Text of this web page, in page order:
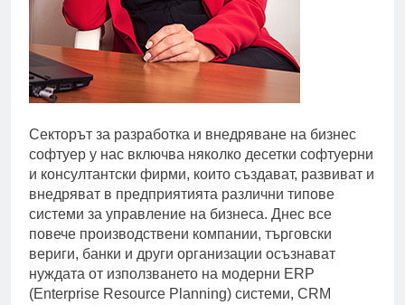
Секторът за разработка и внедряване на бизнес
софтуер у нас включва няколко десетки софтуерни
и консултантски фирми, които създават, развиват и
внедряват в предприятията различни типове
системи за управление на бизнеса. Днес все
повече производствени компании, търговски
вериги, банки и други организации осъзнават
нуждата от използването на модерни ERP
(Enterprise Resource Planning) системи, CRM